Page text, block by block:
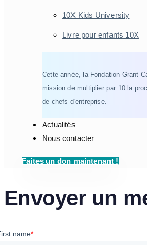
10X Kids University
Livre pour enfants 10X
Cette année, la Fondation Grant
mission de multiplier par 10 la
de chefs d'entreprise.
Actualités
Nous contacter
Faites un don maintenant !
Envoyer un